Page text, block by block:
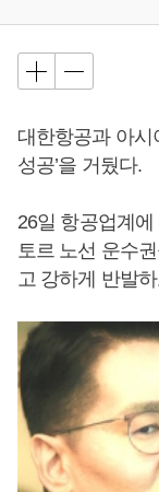
대한항공과 아시
성공’을 거뒀다.
26일 항공업계
토르 노선 운수
고 강하게 반발